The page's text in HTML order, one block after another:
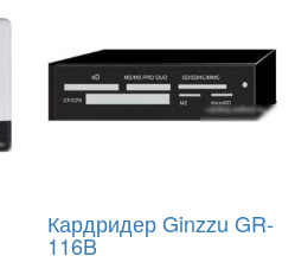
Кардридер Ginzzu GR-
116B